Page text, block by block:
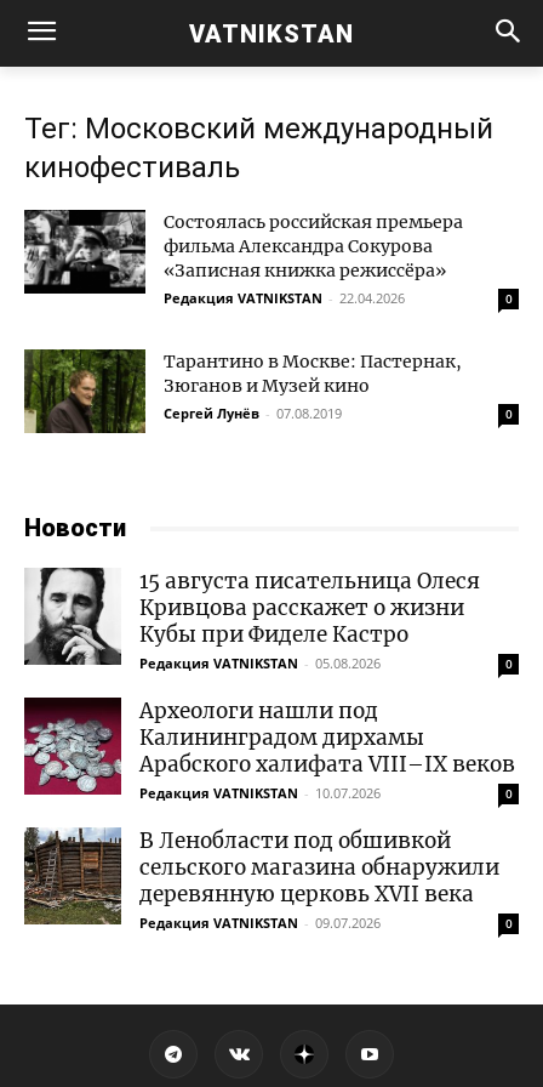
VATNIKSTAN
Тег: Московский международный
кинофестиваль
Состоялась российская премьера
фильма Александра Сокурова
«Записная книжка режиссёра»
Редакция VATNIKSTAN - 22.04.2026 0
Тарантино в Москве: Пастернак,
Зюганов и Музей кино
Сергей Лунёв - 07.08.2019 0
Новости
15 августа писательница Олеся
Кривцова расскажет о жизни
Кубы при Фиделе Кастро
Редакция VATNIKSTAN - 05.08.2026 0
Археологи нашли под
Калининградом дирхамы
Арабского халифата VIII–IX веков
Редакция VATNIKSTAN - 10.07.2026 0
В Ленобласти под обшивкой
сельского магазина обнаружили
деревянную церковь XVII века
Редакция VATNIKSTAN - 09.07.2026 0